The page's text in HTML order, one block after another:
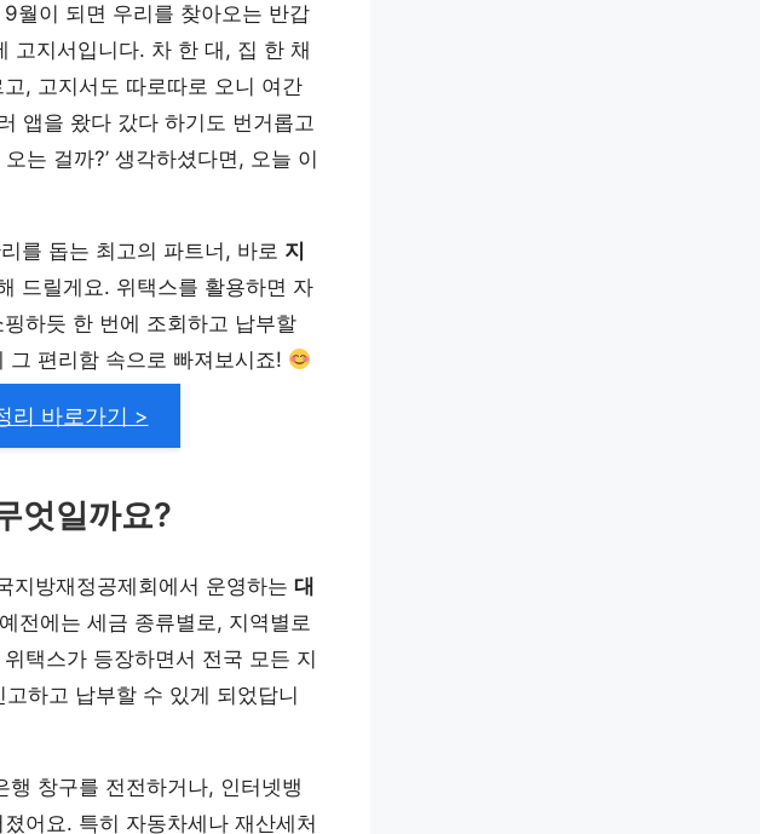
월이 되면 우리를 찾아오는 반갑
고지서입니다. 차 한 대, 집 한 채
, 고지서도 따로따로 오니 여간
앱을 왔다 갔다 하기도 번거롭고
는 걸까?’ 생각하셨다면, 오늘 이
를 돕는 최고의 파트너, 바로 지
드릴게요. 위택스를 활용하면 자
하듯 한 번에 조회하고 납부할
그 편리함 속으로 빠져보시죠!
리 바로가기 >
엇일까요?
방재정공제회에서 운영하는 대
전에는 세금 종류별로, 지역별로
택스가 등장하면서 전국 모든 지
하고 납부할 수 있게 되었답니
창구를 전전하거나, 인터넷뱅
어요. 특히 자동차세나 재산세처